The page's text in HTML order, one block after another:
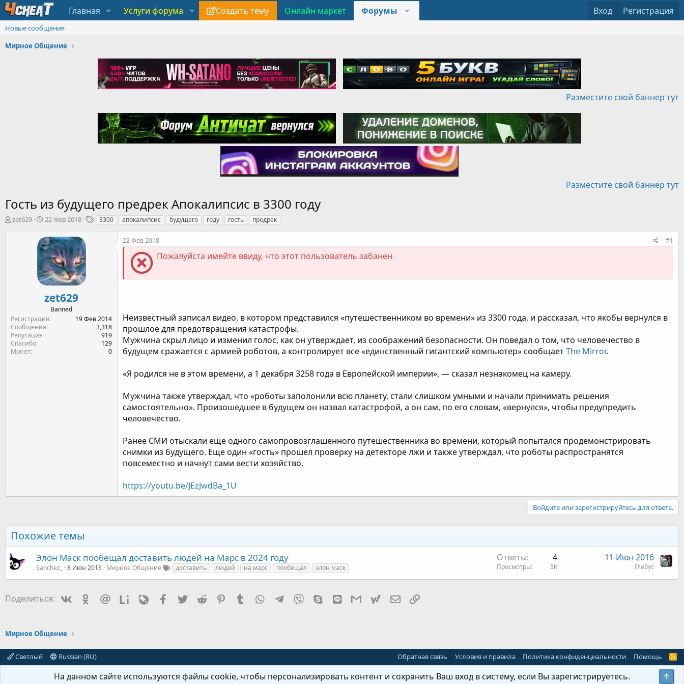
Главная Услуги форума Создать тему Онлайн маркет Форумы Вход Регистрация
Новые сообщения
Мирное Общение
Разместите свой баннер тут
Разместите свой баннер тут
Гость из будущего предрек Апокалипсис в 3300 году
А
zet629
Д
т
а
н
а
ч
а
а
22 Фев 2018
Т3300 апокалипсис будущего году гость предрек
zet629
Banned
Регистрация
19 Фев 2014
Сообщения
3,318
Репутация
919
Спасибо
129
Монет
0
22 Фев 2018 #1
Пожалуйста имейте ввиду, что этот пользователь забанен
Неизвестный записал видео, в котором представился «путешественником во времени» из 3300 года, и рассказал, что якобы вернулся в
прошлое для предотвращения катастрофы.
Мужчина скрыл лицо и изменил голос, как он утверждает, из соображений безопасности. Он поведал о том, что человечество в
будущем сражается с армией роботов, а контролирует все «единственный гигантский компьютер» сообщаетThe Mirror.
«Я родился не в этом времени, а 1 декабря 3258 года в Европейской империи», — сказал незнакомец на камеру.
Мужчина также утверждал, что «роботы заполонили всю планету, стали слишком умными и начали принимать решения
самостоятельно». Произошедшее в будущем он назвал катастрофой, а он сам, по его словам, «вернулся», чтобы предупредить
человечество.
Ранее СМИ отыскали еще одного самопровозглашенного путешественника во времени, который попытался продемонстрировать
снимки из будущего. Еще один «гость» прошел проверку на детекторе лжи и также утверждал, что роботы распространятся
повсеместно и начнут сами вести хозяйство.
https://youtu.be/JEzJwdBa_1U
Войдите или зарегистрируйтесь для ответа.
Похожие темы
Элон Маск пообещал доставить людей на Марс в 2024 году
Sanchez_ 8 Июн 2016 Мирное Общение доставить людей на марс пообещал элон маск
Ответы 4
Просмотры 3K
11 Июн 2016
Глебус
Поделиться: VkontakteOdnoklassniki
Mail.ruLiveinternetLivejournalFacebook
Twitter Reddit Pinterest
Tumblr WhatsAppTelegram
Viber Skype LineGmailyahoomailЭлектронная почта
Мирное Общение
Светлый Russian (RU) Обратная связь Условия и правила Политика конфиденциальности Помощь
R
На данном сайте используются файлы cookie, чтобы персонализировать контент и сохранить Ваш вход в систему, если Вы зарегистрируетесь.